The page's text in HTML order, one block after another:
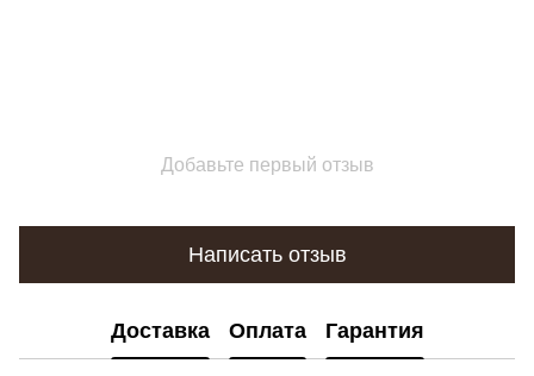
Добавьте первый отзыв
Написать отзыв
Доставка Оплата Гарантия